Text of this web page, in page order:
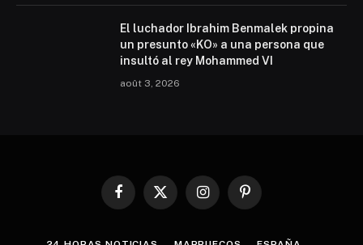
El luchador Ibrahim Benmalek propina
un presunto «KO» a una persona que
insultó al rey Mohammed VI
août 3, 2026
Facebook
X
InstagramPinterest